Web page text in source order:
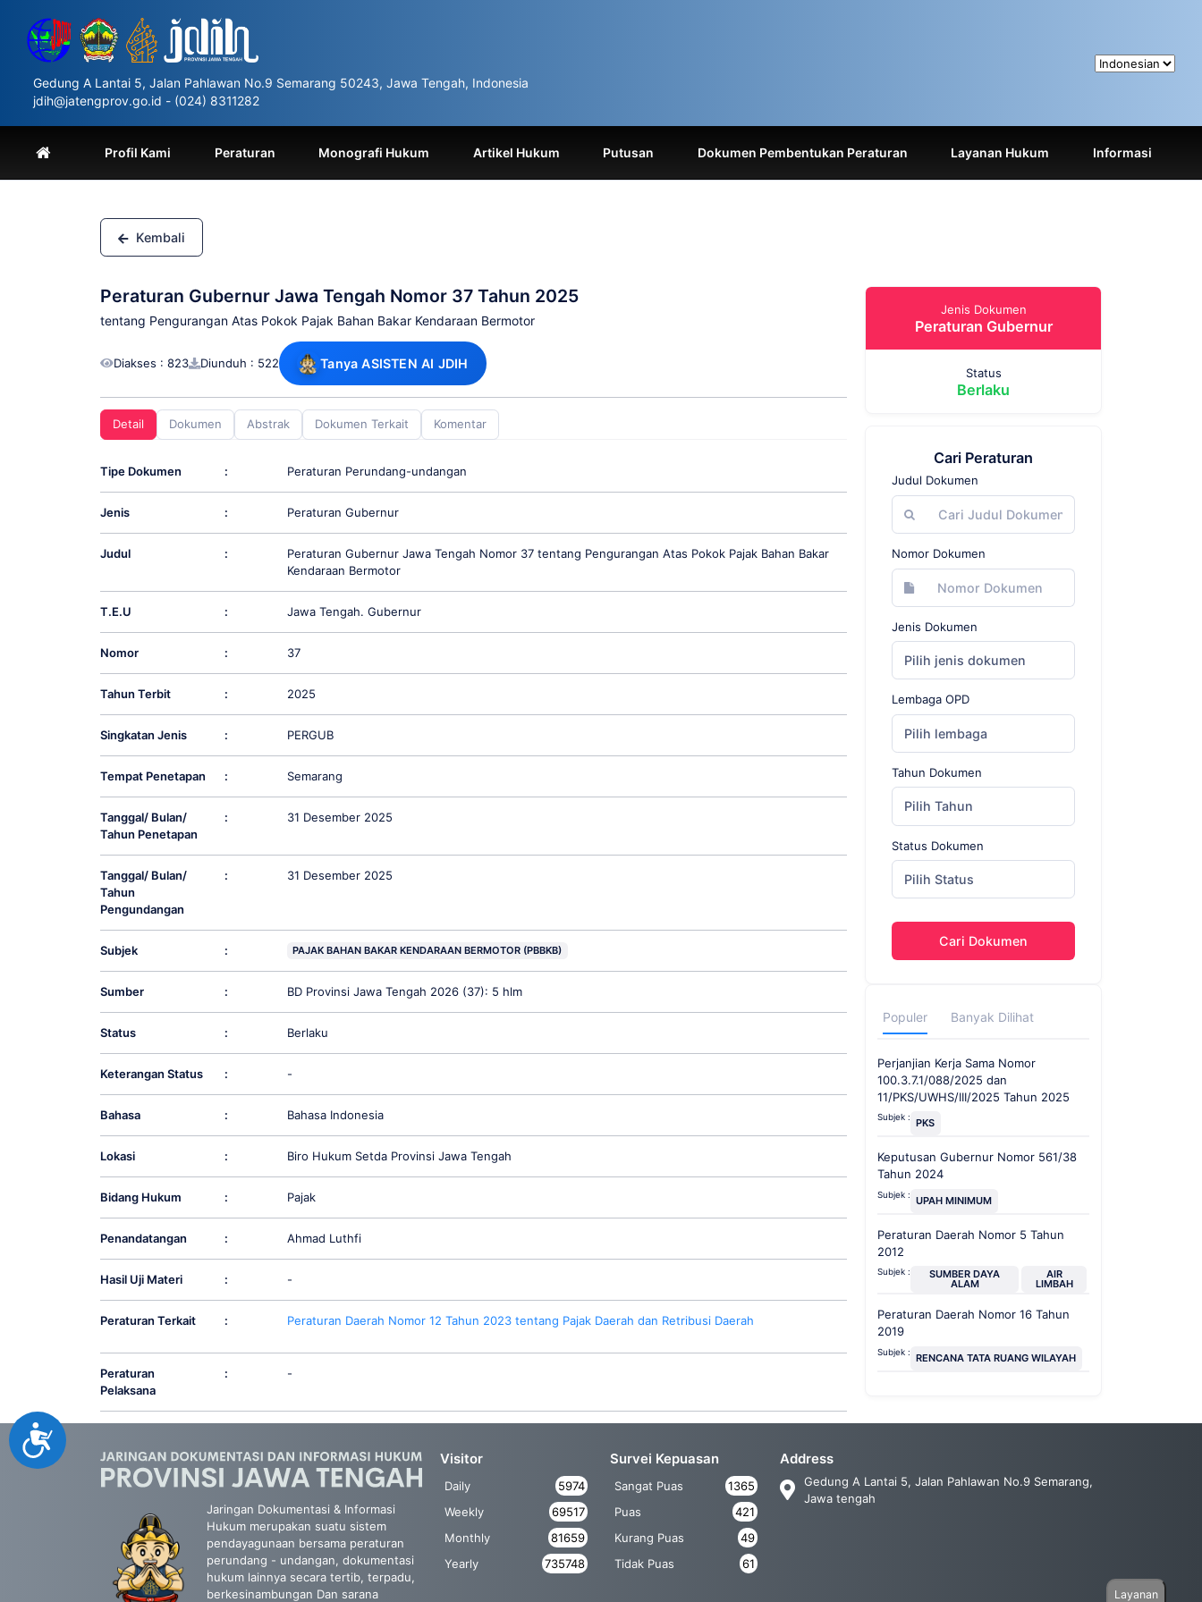
website
includes
accessibility
system.
Control-
F11
Accessibility
Gedung A Lantai 5, Jalan Pahlawan No.9 Semarang 50243, Jawa Tengah, Indonesia
jdih@jatengprov.go.id - (024) 8311282
Profil Kami Peraturan Monografi Hukum Artikel Hukum Putusan Dokumen Pembentukan Peraturan Layanan Hukum Informasi
Kembali
Peraturan Gubernur Jawa Tengah Nomor 37 Tahun 2025
tentang Pengurangan Atas Pokok Pajak Bahan Bakar Kendaraan Bermotor
Diakses : 823 Diunduh : 522 Tanya ASISTEN AI JDIH
Detail Dokumen Abstrak Dokumen Terkait Komentar
Tipe Dokumen : Peraturan Perundang-undangan
Jenis : Peraturan Gubernur
Judul :
Peraturan Gubernur Jawa Tengah Nomor 37 tentang Pengurangan Atas Pokok Pajak Bahan Bakar
Kendaraan Bermotor
T.E.U : Jawa Tengah. Gubernur
Nomor : 37
Tahun Terbit : 2025
Singkatan Jenis : PERGUB
Tempat Penetapan : Semarang
Tanggal/ Bulan/
Tahun Penetapan
: 31 Desember 2025
Tanggal/ Bulan/
Tahun
Pengundangan
: 31 Desember 2025
Subjek : PAJAK BAHAN BAKAR KENDARAAN BERMOTOR (PBBKB)
Sumber : BD Provinsi Jawa Tengah 2026 (37): 5 hlm
Status : Berlaku
Keterangan Status : -
Bahasa : Bahasa Indonesia
Lokasi : Biro Hukum Setda Provinsi Jawa Tengah
Bidang Hukum : Pajak
Penandatangan : Ahmad Luthfi
Hasil Uji Materi : -
Peraturan Terkait : Peraturan Daerah Nomor 12 Tahun 2023 tentang Pajak Daerah dan Retribusi Daerah
Peraturan
Pelaksana
: -
Jenis Dokumen
Peraturan Gubernur
Status
Berlaku
Cari Peraturan
Judul Dokumen
Nomor Dokumen
Jenis Dokumen
Pilih jenis dokumen
Lembaga OPD
Pilih lembaga
Tahun Dokumen
Pilih Tahun
Status Dokumen
Pilih Status
Cari Dokumen
Populer Banyak Dilihat
Perjanjian Kerja Sama Nomor
100.3.7.1/088/2025 dan
11/PKS/UWHS/III/2025 Tahun 2025
Subjek : PKS
Keputusan Gubernur Nomor 561/38
Tahun 2024
Subjek : UPAH MINIMUM
Peraturan Daerah Nomor 5 Tahun
2012
Subjek : SUMBER DAYA
ALAM
AIR
LIMBAH
Peraturan Daerah Nomor 16 Tahun
2019
Subjek : RENCANA TATA RUANG WILAYAH
Jaringan Dokumentasi & Informasi
Hukum merupakan suatu sistem
pendayagunaan bersama peraturan
perundang - undangan, dokumentasi
hukum lainnya secara tertib, terpadu,
berkesinambungan Dan sarana
Visitor
Daily
5974
Weekly
69517
Monthly
81659
Yearly
735748
Survei Kepuasan
Sangat Puas
1365
Puas
421
Kurang Puas
49
Tidak Puas
61
Address
Gedung A Lantai 5, Jalan Pahlawan No.9 Semarang,
Jawa tengah
Layanan